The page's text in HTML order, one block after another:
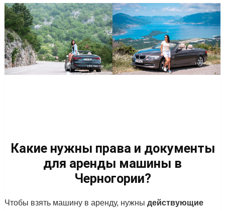
Какие нужны права и документы
для аренды машины в
Черногории?
Чтобы взять машину в аренду, нужны действующие